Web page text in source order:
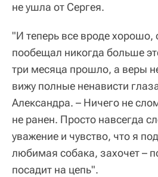
не ушла от Сергея.
"И теперь все вроде хорошо,
пообещал никогда больше
три месяца прошло, а веры
вижу полные ненависти
Александра. – Ничего не
не ранен. Просто навсегда
уважение и чувство, что я
любимая собака, захочет –
посадит на цепь".